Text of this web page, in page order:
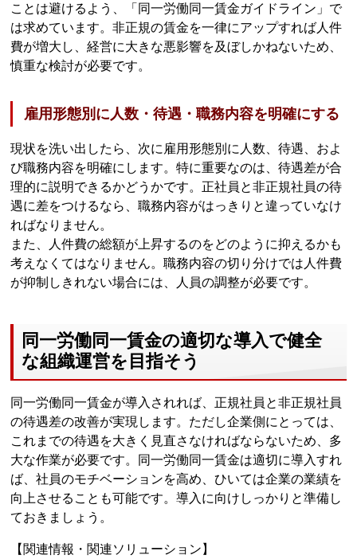
ことは避けるよう、「同一労働同一賃金ガイドライン」で
は求めています。非正規の賃金を一律にアップすれば人件
費が増大し、経営に大きな悪影響を及ぼしかねないため、
慎重な検討が必要です。
雇用形態別に人数・待遇・職務内容を明確にする
現状を洗い出したら、次に雇用形態別に人数、待遇、およ
び職務内容を明確にします。特に重要なのは、待遇差が合
理的に説明できるかどうかです。正社員と非正規社員の待
遇に差をつけるなら、職務内容がはっきりと違っていなけ
ればなりません。
また、人件費の総額が上昇するのをどのように抑えるかも
考えなくてはなりません。職務内容の切り分けでは人件費
が抑制しきれない場合には、人員の調整が必要です。
同一労働同一賃金の適切な導入で健全
な組織運営を目指そう
同一労働同一賃金が導入されれば、正規社員と非正規社員
の待遇差の改善が実現します。ただし企業側にとっては、
これまでの待遇を大きく見直さなければならないため、多
大な作業が必要です。同一労働同一賃金は適切に導入すれ
ば、社員のモチベーションを高め、ひいては企業の業績を
向上させることも可能です。導入に向けしっかりと準備し
ておきましょう。
【関連情報・関連ソリューション】